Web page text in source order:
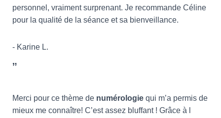
personnel, vraiment surprenant. Je recommande Céline
pour la qualité de la séance et sa bienveillance.
- Karine L.
”
Merci pour ce thème de numérologie qui m’a permis de
mieux me connaître! C’est assez bluffant ! Grâce à l